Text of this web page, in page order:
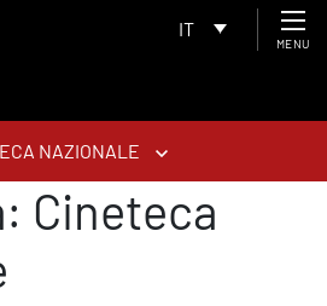
IT
MENU
NAZIONALE
Cineteca